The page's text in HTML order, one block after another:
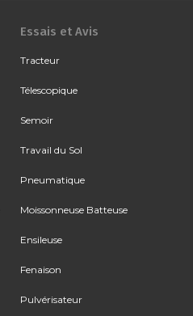
Essais et Avis
Tracteur
Télescopique
Semoir
Travail du Sol
Pneumatique
Moissonneuse Batteuse
Ensileuse
Fenaison
Pulvérisateur